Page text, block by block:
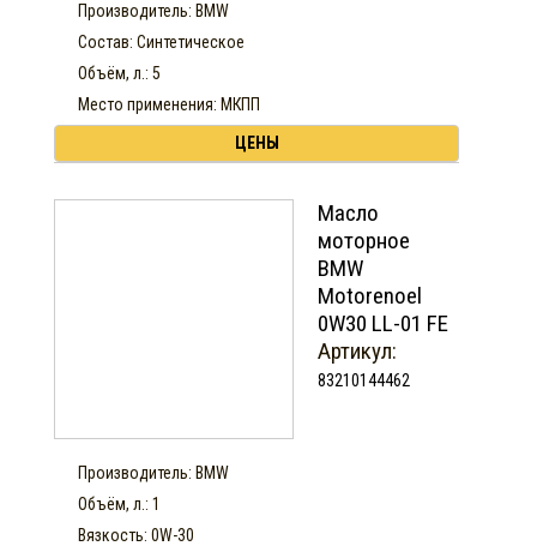
Производитель: BMW
Состав: Синтетическое
Объём, л.: 5
Место применения: МКПП
ЦЕНЫ
Масло
моторное
BMW
Motorenoel
0W30 LL-01 FE
Артикул:
83210144462
Производитель: BMW
Объём, л.: 1
Вязкость: 0W-30